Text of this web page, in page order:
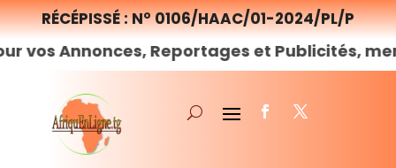
RÉCÉPISSÉ : N° 0106/HAAC/01-2024/PL/P
Reportages et Publicités, merci de